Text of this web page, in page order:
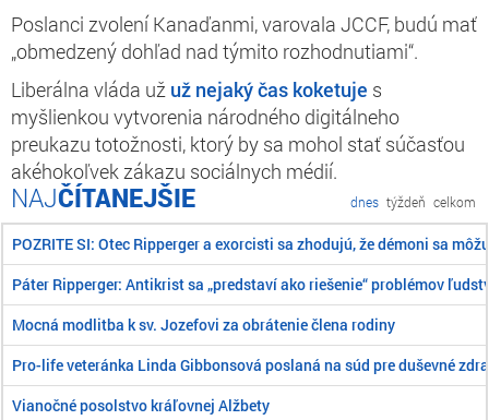
Poslanci zvolení Kanaďanmi, varovala JCCF, budú mať
„obmedzený dohľad nad týmito rozhodnutiami“.
Liberálna vláda už už nejaký čas koketuje s
myšlienkou vytvorenia národného digitálneho
preukazu totožnosti, ktorý by sa mohol stať súčasťou
akéhokoľvek zákazu sociálnych médií.
ČÍTANEJŠIE dnes týždeň celkom
POZRITE SI: Otec Ripperger a exorcisti sa zhodujú, že démoni sa
Páter Ripperger: Antikrist sa „predstaví ako riešenie“ problémov
Mocná modlitba k sv. Jozefovi za obrátenie člena rodiny
Pro-life veteránka Linda Gibbonsová poslaná na súd pre duševné
Vianočné posolstvo kráľovnej Alžbety